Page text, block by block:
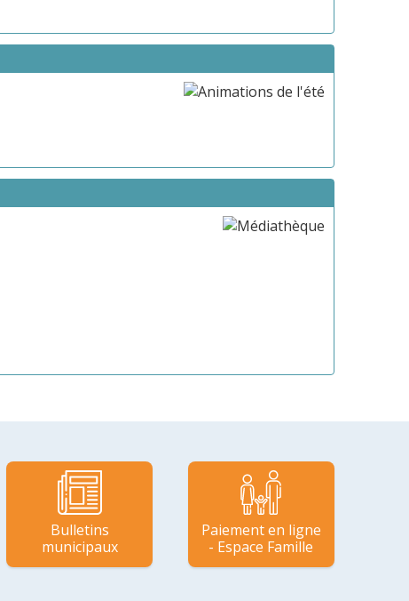
Bulletins
municipaux
Paiement en ligne
- Espace Famille